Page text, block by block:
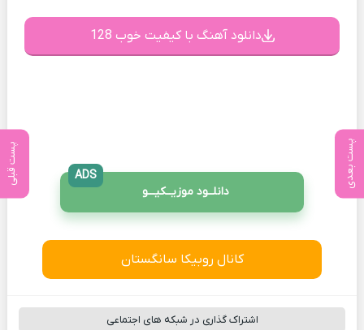
پست بعدی پست قبلی
دانلود آهنگ با کیفیت خوب 128
دانلــود موزیــکیـــو
ADS
کانال روبیکا سانگستان
اشتراک گذاری در شبکه های اجتماعی